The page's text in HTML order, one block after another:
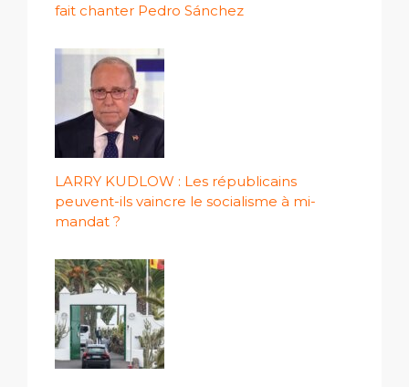
fait chanter Pedro Sánchez
LARRY KUDLOW : Les républicains
peuvent-ils vaincre le socialisme à mi-
mandat ?